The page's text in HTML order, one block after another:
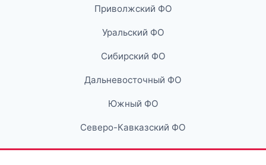
Приволжский ФО
Уральский ФО
Сибирский ФО
Дальневосточный ФО
Южный ФО
Северо-Кавказский ФО